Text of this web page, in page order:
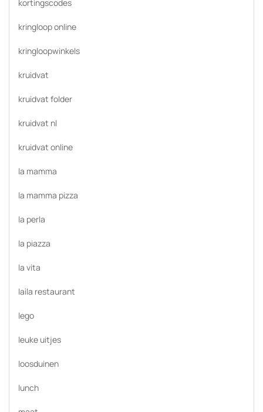
kortingscodes
kringloop online
kringloopwinkels
kruidvat
kruidvat folder
kruidvat nl
kruidvat online
la mamma
la mamma pizza
la perla
la piazza
la vita
laila restaurant
lego
leuke uitjes
loosduinen
lunch